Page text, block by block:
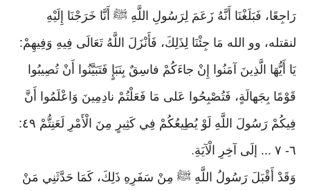
رَاجِعًا، فَبَلَغْنَا أَنَّهُ زَعَمَ لِرَسُولِ اللَّهِ ﷺ أَنَّا خَرَجْنَا إِلَيْهِ
لنقتله، وو الله مَا جِئْنَا لِذَلِكَ، فَأَنْزَلَ اللَّهُ تَعَالَى فِيهِ وَفِيهِمْ:
يَا أَيُّهَا الَّذِينَ آمَنُوا إِنْ جاءَكُمْ فاسِقٌ بِنَبَإٍ فَتَبَيَّنُوا أَنْ تُصِيبُوا
قَوْمًا بِجَهالَةٍ، فَتُصْبِحُوا عَلى مَا فَعَلْتُمْ نادِمِينَ وَاعْلَمُوا أَنَّ
فِيكُمْ رَسُولَ اللَّهِ لَوْ يُطِيعُكُمْ فِي كَثِيرٍ مِنَ الْأَمْرِ لَعَنِتُّمْ ٤٩:
٦- ٧ ... إلَى آخِرِ الْآيَةِ
.
وَقَدْ أَقْبَلَ رَسُولُ اللَّهِ ﷺ مِنْ سَفَرِهِ ذَلِكَ، كَمَا حَدَّثَنِي مَنْ